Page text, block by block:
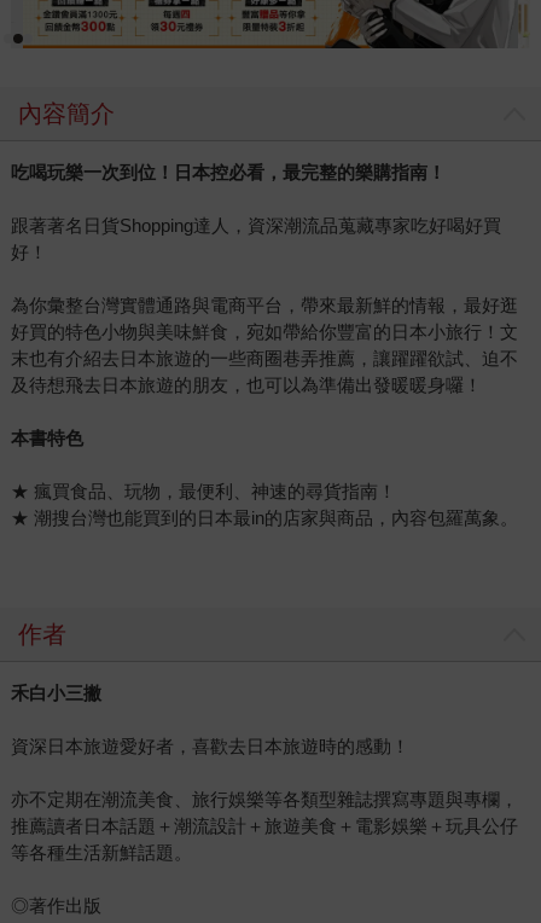
內容簡介
吃喝玩樂一次到位！日本控必看，最完整的樂購指南！
跟著著名日貨Shopping達人，資深潮流品蒐藏專家吃好喝好買
好！
為你彙整台灣實體通路與電商平台，帶來最新鮮的情報，最好逛
好買的特色小物與美味鮮食，宛如帶給你豐富的日本小旅行！文
末也有介紹去日本旅遊的一些商圈巷弄推薦，讓躍躍欲試、迫不
及待想飛去日本旅遊的朋友，也可以為準備出發暖暖身囉！
本書特色
★ 瘋買食品、玩物，最便利、神速的尋貨指南！
★ 潮搜台灣也能買到的日本最in的店家與商品，內容包羅萬象。
作者
禾白小三撇
資深日本旅遊愛好者，喜歡去日本旅遊時的感動！
亦不定期在潮流美食、旅行娛樂等各類型雜誌撰寫專題與專欄，
推薦讀者日本話題＋潮流設計＋旅遊美食＋電影娛樂＋玩具公仔
等各種生活新鮮話題。
◎著作出版